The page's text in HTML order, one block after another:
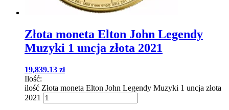
Złota moneta Elton John Legendy
Muzyki 1 uncja złota 2021
19,839.13 zł
Ilość:
ilość Złota moneta Elton John Legendy Muzyki 1 uncja złota
2021